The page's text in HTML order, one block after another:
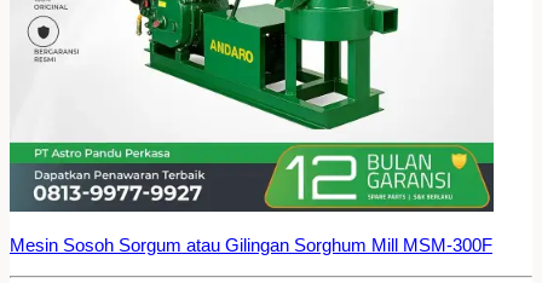
Mesin Sosoh Sorgum atau Gilingan Sorghum Mill MSM-300F